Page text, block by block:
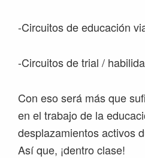
-Circuitos de educación
-Circuitos de trial /
Con eso será más que
en el trabajo de la
desplazamientos activos
Así que, ¡dentro clase!